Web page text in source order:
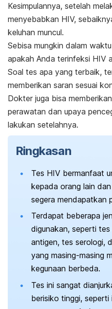
Kesimpulannya, setelah
menyebabkan HIV,
keluhan muncul.
Sebisa mungkin dalam
apakah Anda terinfeksi HIV
Soal tes apa yang terbaik,
memberikan saran sesuai
Dokter juga bisa
perawatan dan upaya
lakukan setelahnya.
Ringkasan
Tes HIV bermanfaat
kepada orang lain
segera mendapatkan
Terdapat beberapa
digunakan, seperti
antigen, tes serologi,
yang masing-masing
kegunaan berbeda.
Tes ini sangat
berisiko tinggi, seperti